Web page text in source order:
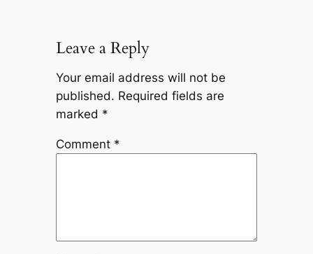
Leave a Reply
Your email address will not be
published. Required fields are
marked *
Comment *